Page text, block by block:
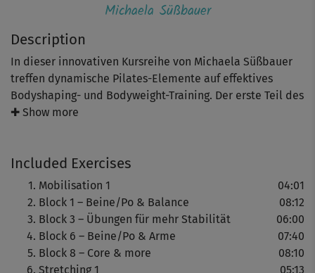
Description
In dieser innovativen Kursreihe von Michaela Süßbauer
treffen dynamische Pilates-Elemente auf effektives
Bodyshaping- und Bodyweight-Training. Der erste Teil des
fließenden Workouts eignet sich perfekt für alle mit einer
Du trainierst schwerpunktmäßig deine Bein-, Arm-, Po-
und tiefliegende Core-Muskulatur und erlangst dadurch
mehr Balance und Stabilität. Gleichzeitig tust du jede
Menge für deine Figur, die toll geformt und gestrafft wird.
Du beginnst mit einer wohltuenden Mobilisation, die
✚ Show more
Included Exercises
Mobilisation 1
04:01
Block 1 – Beine/Po & Balance
08:12
Block 3 – Übungen für mehr Stabilität
06:00
Block 6 – Beine/Po & Arme
07:40
Block 8 – Core & more
08:10
Stretching 1
05:13
Michaela Süßbauer